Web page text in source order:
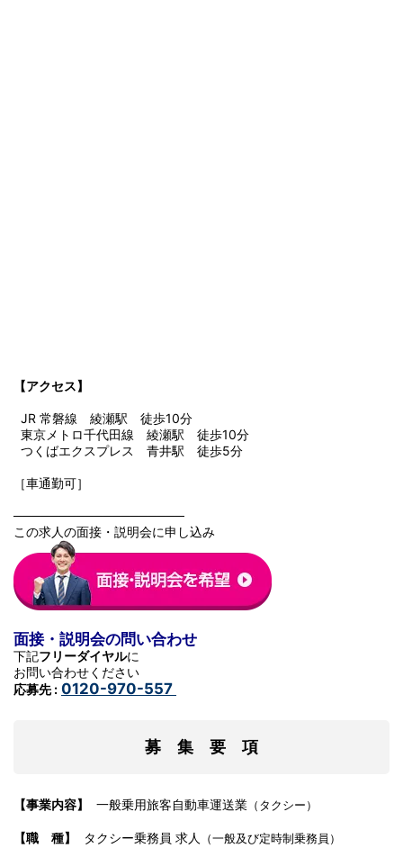
【アクセス】
JR 常磐線 綾瀬駅 徒歩10分
東京メトロ千代田線 綾瀬駅 徒歩10分
つくばエクスプレス 青井駅 徒歩5分
［車通勤可］
───────────────────
この求人の面接・説明会に申し込み
面接・説明会の問い合わせ
下記フリーダイヤルに
お問い合わせください
応募先 : 0120-970-557
募 集 要 項
【事業内容】 一般乗用旅客自動車運送業 （タクシー）
【職 種】 タクシー乗務員 求人 （一般及び定時制乗務員）